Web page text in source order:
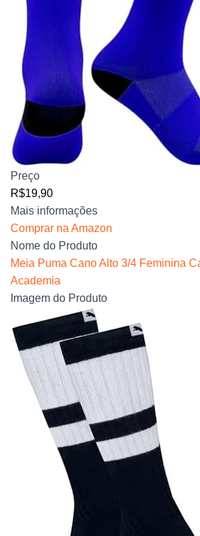
Preço
R$19,90
Mais informações
Comprar na Amazon
Nome do Produto
Meia Puma Cano Alto 3/4 Feminina
Academia
Imagem do Produto